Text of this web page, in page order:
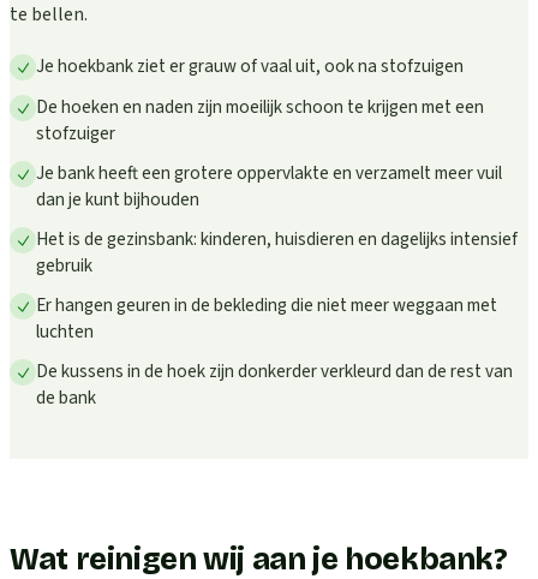
te bellen.
Je hoekbank ziet er grauw of vaal uit, ook na stofzuigen
De hoeken en naden zijn moeilijk schoon te krijgen met een
stofzuiger
Je bank heeft een grotere oppervlakte en verzamelt meer vuil
dan je kunt bijhouden
Het is de gezinsbank: kinderen, huisdieren en dagelijks intensief
gebruik
Er hangen geuren in de bekleding die niet meer weggaan met
luchten
De kussens in de hoek zijn donkerder verkleurd dan de rest van
de bank
Wat reinigen wij aan je hoekbank?